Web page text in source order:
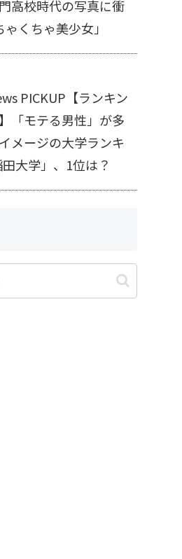
高校時代の写真に衝
くちゃ美少女」
PICKUP【ランキン
「モテる男性」が多
メージの大学ランキ
大学」、1位は？